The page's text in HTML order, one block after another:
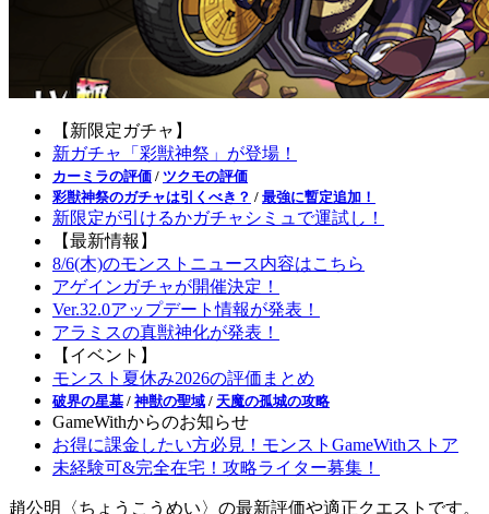
【新限定ガチャ】
新ガチャ「彩獣神祭」が登場！
カーミラの評価 / ツクモの評価
彩獣神祭のガチャは引くべき？ / 最強に暫定追加！
新限定が引けるかガチャシミュで運試し！
【最新情報】
8/6(木)のモンストニュース内容はこちら
アゲインガチャが開催決定！
Ver.32.0アップデート情報が発表！
アラミスの真獣神化が発表！
【イベント】
モンスト夏休み2026の評価まとめ
破界の星墓 / 神獣の聖域 / 天魔の孤城の攻略
GameWithからのお知らせ
お得に課金したい方必見！モンストGameWithストア
未経験可&完全在宅！攻略ライター募集！
趙公明〈ちょうこうめい〉の最新評価や適正クエストです。